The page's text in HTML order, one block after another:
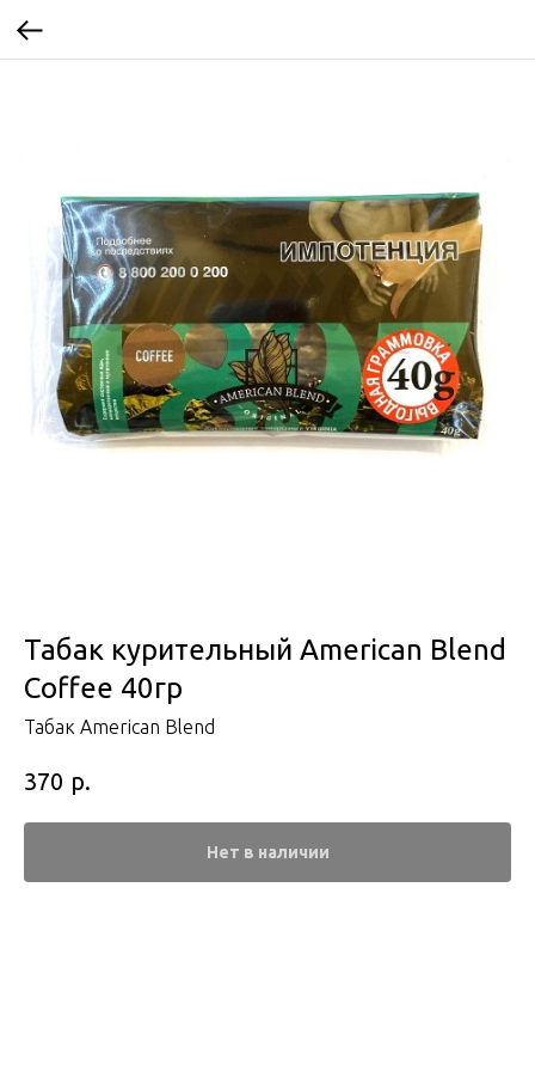
Табак курительный American Blend
Coffee 40гр
Табак American Blend
370 р.
Нет в наличии